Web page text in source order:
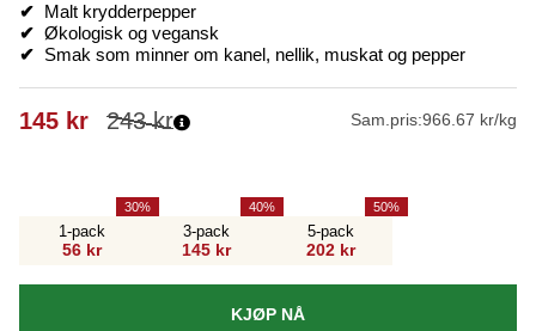
✔ Malt krydderpepper
✔ Økologisk og vegansk
✔ Smak som minner om kanel, nellik, muskat og pepper
243kr
145 kr Sam.pris:966.67 kr/kg
1-pack
56 kr
30
3-pack
145 kr
40
5-pack
202 kr
50
KJØP NÅ